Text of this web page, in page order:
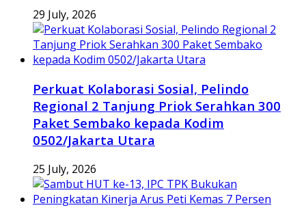
29 July, 2026
Perkuat Kolaborasi Sosial, Pelindo
Regional 2 Tanjung Priok Serahkan 300
Paket Sembako kepada Kodim
0502/Jakarta Utara
25 July, 2026